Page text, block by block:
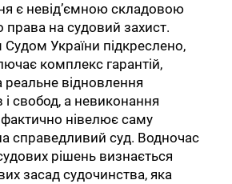
є невід’ємною складовою
права на судовий захист.
Судом України підкреслено,
комплекс гарантій,
відновлення
свобод, а невиконання
нівелює саму
справедливий суд. Водночас
рішень визнається
засад судочинства, яка